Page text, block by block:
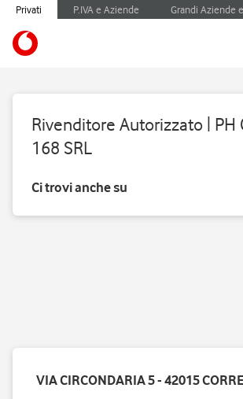
Privati P.IVA e Aziende Grandi Aziende
Rivenditore Autorizzato | PH
168 SRL
Ci trovi anche su
VIA CIRCONDARIA 5 - 42015